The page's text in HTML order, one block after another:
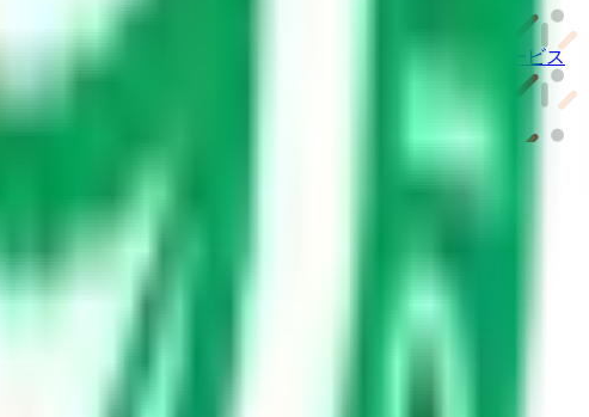
老人ホーム紹介サービス
動画研修サービス